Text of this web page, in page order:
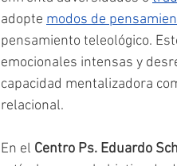
adopte modos de
pensamiento teleológico.
emocionales intensas y
capacidad mentalizadora
relacional.
En el Centro Ps. Eduardo